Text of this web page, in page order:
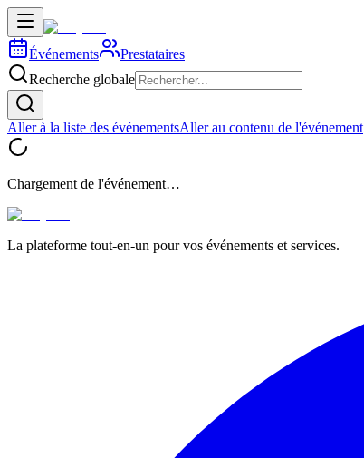
Événements
Prestataires
Recherche globale
Aller à la liste des événementsAller au contenu de l'événement
Chargement de l'événement…
La plateforme tout-en-un pour vos événements et services.